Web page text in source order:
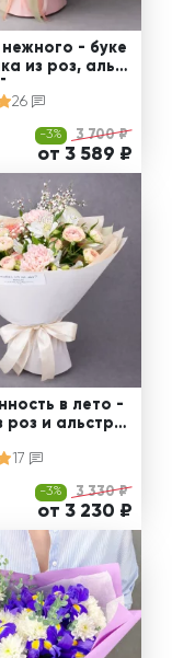
- буке
из роз, альст
и калл
26
-3% 3 700 ₽
от 3 589 ₽
в лето -
роз и альстро
17
-3% 3 330 ₽
от 3 230 ₽